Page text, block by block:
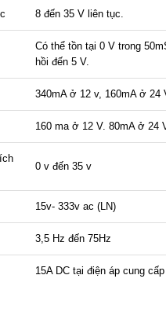
8 đến 35 V liên tục.
Có thể tồn tại 0 V trong
hồi đến 5 V.
340mA ở 12 v, 160mA ở 24
160 ma ở 12 V. 80mA ở 24
0 v đến 35 v
15v- 333v ​​ac (LN)
3,5 Hz đến 75Hz
15A DC tại điện áp cung cấp